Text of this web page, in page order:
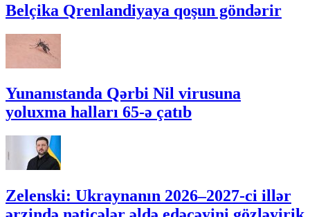
Belçika Qrenlandiyaya qoşun göndərir
Yunanıstanda Qərbi Nil virusuna
yoluxma halları 65-ə çatıb
Zelenski: Ukraynanın 2026–2027-ci illər